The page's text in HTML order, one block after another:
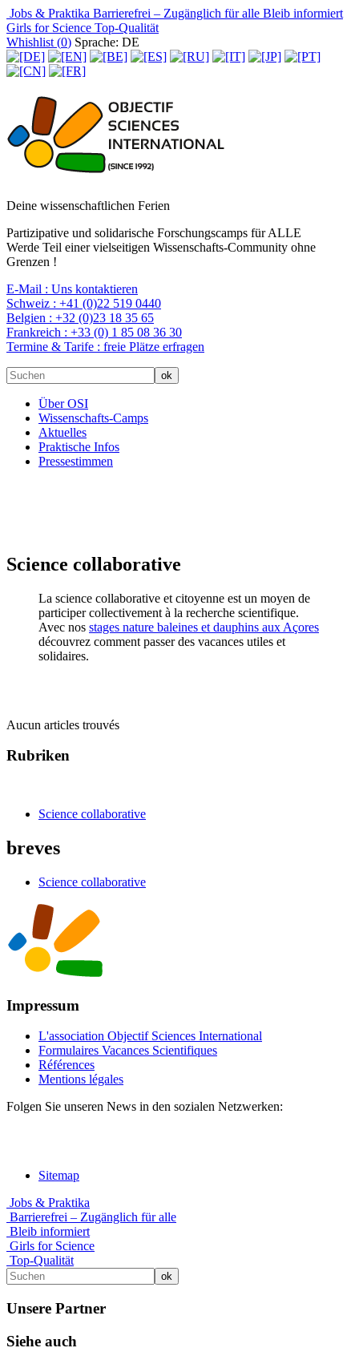
Jobs & Praktika Barrierefrei – Zugänglich für alle Bleib informiert
Girls for Science Top-Qualität
Whishlist (0) Sprache: DE
Deine wissenschaftlichen Ferien
Partizipative und solidarische Forschungscamps für ALLE
Werde Teil einer vielseitigen Wissenschafts-Community ohne
Grenzen !
E-Mail : Uns kontaktieren
Schweiz : +41 (0)22 519 0440
Belgien : +32 (0)23 18 35 65
Frankreich : +33 (0) 1 85 08 36 30
Termine & Tarife : freie Plätze erfragen
Über OSI
Wissenschafts-Camps
Aktuelles
Praktische Infos
Pressestimmen
Science collaborative
La science collaborative et citoyenne est un moyen de
participer collectivement à la recherche scientifique.
Avec nos stages nature baleines et dauphins aux Açores
découvrez comment passer des vacances utiles et
solidaires.
Aucun articles trouvés
Rubriken
Science collaborative
breves
Science collaborative
Impressum
L'association Objectif Sciences International
Formulaires Vacances Scientifiques
Références
Mentions légales
Folgen Sie unseren News in den sozialen Netzwerken:
Sitemap
Jobs & Praktika
Barrierefrei – Zugänglich für alle
Bleib informiert
Girls for Science
Top-Qualität
Unsere Partner
Siehe auch